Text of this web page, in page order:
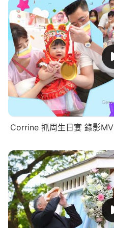
Corrine 抓周生日宴 錄影MV